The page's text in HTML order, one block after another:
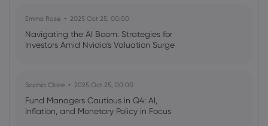
Emma Rose 2025 Oct 25, 00:00
Navigating the AI Boom: Strategies for
Investors Amid Nvidia's Valuation Surge
Sophia Claire 2025 Oct 25, 00:00
Fund Managers Cautious in Q4: AI,
Inflation, and Monetary Policy in Focus